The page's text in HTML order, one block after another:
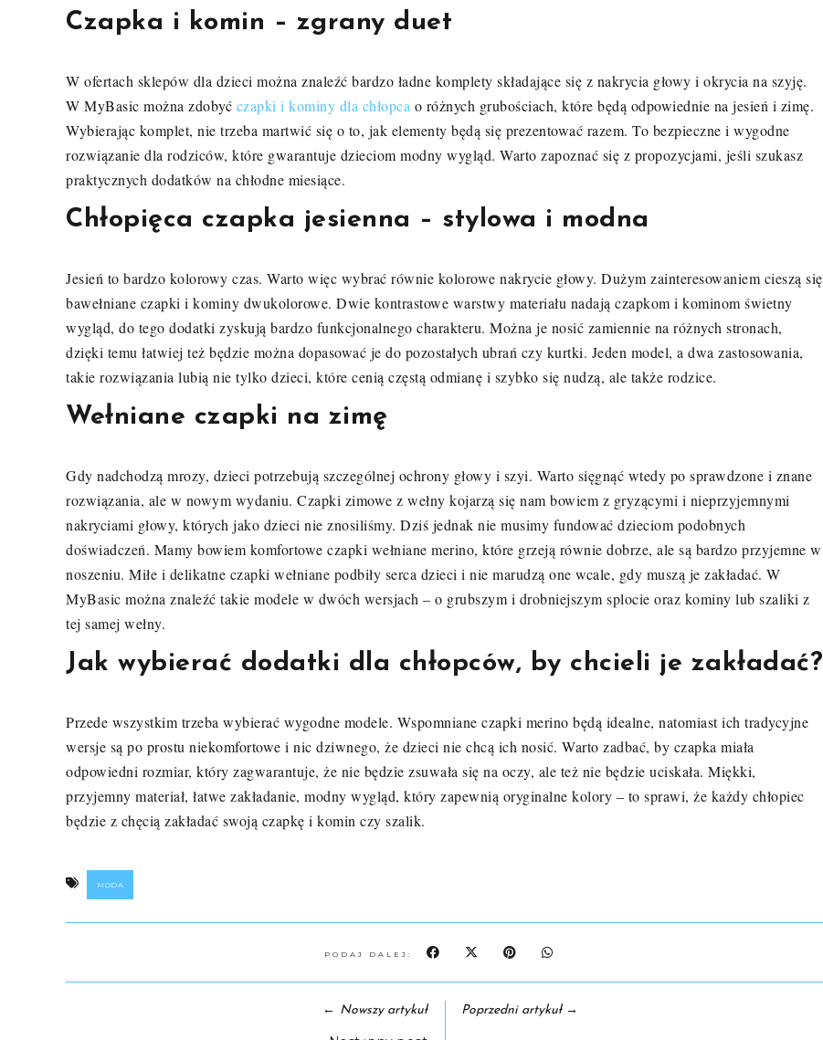
Czapka i komin – zgrany duet
W ofertach sklepów dla dzieci można znaleźć bardzo ładne komplety składające się z nakrycia głowy i okrycia na szyję.
W MyBasic można zdobyć czapki i kominy dla chłopca o różnych grubościach, które będą odpowiednie na jesień i zimę.
Wybierając komplet, nie trzeba martwić się o to, jak elementy będą się prezentować razem. To bezpieczne i wygodne
rozwiązanie dla rodziców, które gwarantuje dzieciom modny wygląd. Warto zapoznać się z propozycjami, jeśli szukasz
praktycznych dodatków na chłodne miesiące.
Chłopięca czapka jesienna – stylowa i modna
Jesień to bardzo kolorowy czas. Warto więc wybrać równie kolorowe nakrycie głowy. Dużym zainteresowaniem cieszą się
bawełniane czapki i kominy dwukolorowe. Dwie kontrastowe warstwy materiału nadają czapkom i kominom świetny
wygląd, do tego dodatki zyskują bardzo funkcjonalnego charakteru. Można je nosić zamiennie na różnych stronach,
dzięki temu łatwiej też będzie można dopasować je do pozostałych ubrań czy kurtki. Jeden model, a dwa zastosowania,
takie rozwiązania lubią nie tylko dzieci, które cenią częstą odmianę i szybko się nudzą, ale także rodzice.
Wełniane czapki na zimę
Gdy nadchodzą mrozy, dzieci potrzebują szczególnej ochrony głowy i szyi. Warto sięgnąć wtedy po sprawdzone i znane
rozwiązania, ale w nowym wydaniu. Czapki zimowe z wełny kojarzą się nam bowiem z gryzącymi i nieprzyjemnymi
nakryciami głowy, których jako dzieci nie znosiliśmy. Dziś jednak nie musimy fundować dzieciom podobnych
doświadczeń. Mamy bowiem komfortowe czapki wełniane merino, które grzeją równie dobrze, ale są bardzo przyjemne w
noszeniu. Miłe i delikatne czapki wełniane podbiły serca dzieci i nie marudzą one wcale, gdy muszą je zakładać. W
MyBasic można znaleźć takie modele w dwóch wersjach – o grubszym i drobniejszym splocie oraz kominy lub szaliki z
tej samej wełny.
Jak wybierać dodatki dla chłopców, by chcieli je zakładać?
Przede wszystkim trzeba wybierać wygodne modele. Wspomniane czapki merino będą idealne, natomiast ich tradycyjne
wersje są po prostu niekomfortowe i nic dziwnego, że dzieci nie chcą ich nosić. Warto zadbać, by czapka miała
odpowiedni rozmiar, który zagwarantuje, że nie będzie zsuwała się na oczy, ale też nie będzie uciskała. Miękki,
przyjemny materiał, łatwe zakładanie, modny wygląd, który zapewnią oryginalne kolory – to sprawi, że każdy chłopiec
będzie z chęcią zakładać swoją czapkę i komin czy szalik.
MODA
PODAJ DALEJ:
← Nowszy artykuł Poprzedni artykuł→